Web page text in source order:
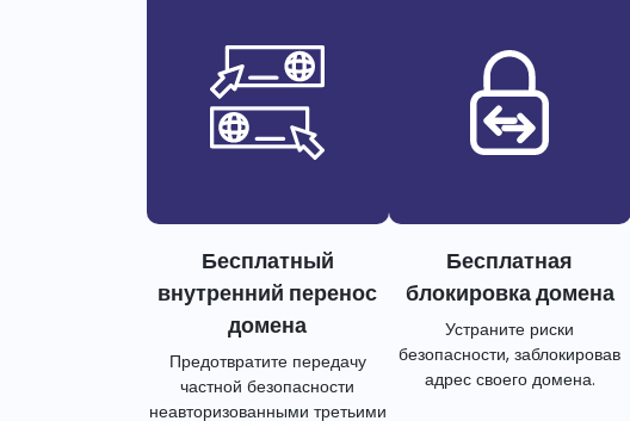
Бесплатный
внутренний перенос
домена
Предотвратите передачу
частной безопасности
неавторизованными третьими
Бесплатная
блокировка домена
Устраните риски
безопасности, заблокировав
адрес своего домена.